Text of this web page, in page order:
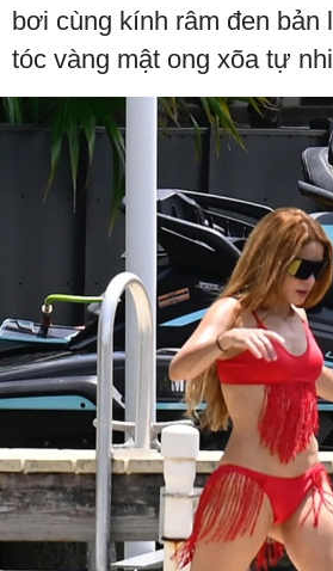
bơi cùng kính râm đen bản
tóc vàng mật ong xõa tự